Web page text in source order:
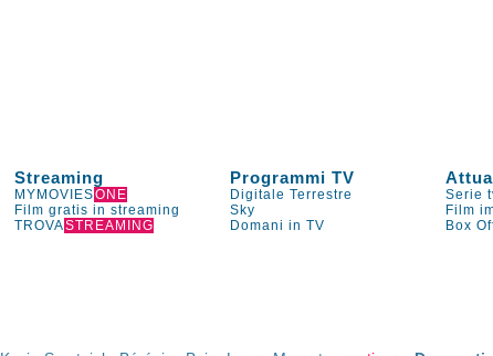
Streaming Programmi TV
MYMOVIESONE Digitale Terrestre Serie
Film gratis in streaming Sky Film
TROVASTREAMING Domani in TV Box